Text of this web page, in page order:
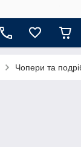
Чопери та